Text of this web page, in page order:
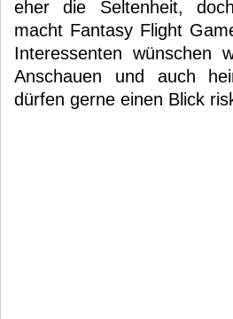
eher die Seltenheit,
macht Fantasy Flight
Interessenten wünschen
Anschauen und auch
dürfen gerne einen Blick